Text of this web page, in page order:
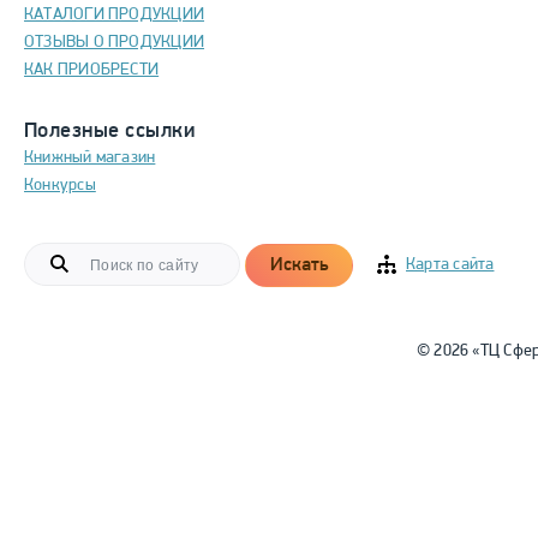
КАТАЛОГИ ПРОДУКЦИИ
ОТЗЫВЫ О ПРОДУКЦИИ
КАК ПРИОБРЕСТИ
Полезные ссылки
Книжный магазин
Конкурсы
Искать Карта сайта
© 2026 «ТЦ